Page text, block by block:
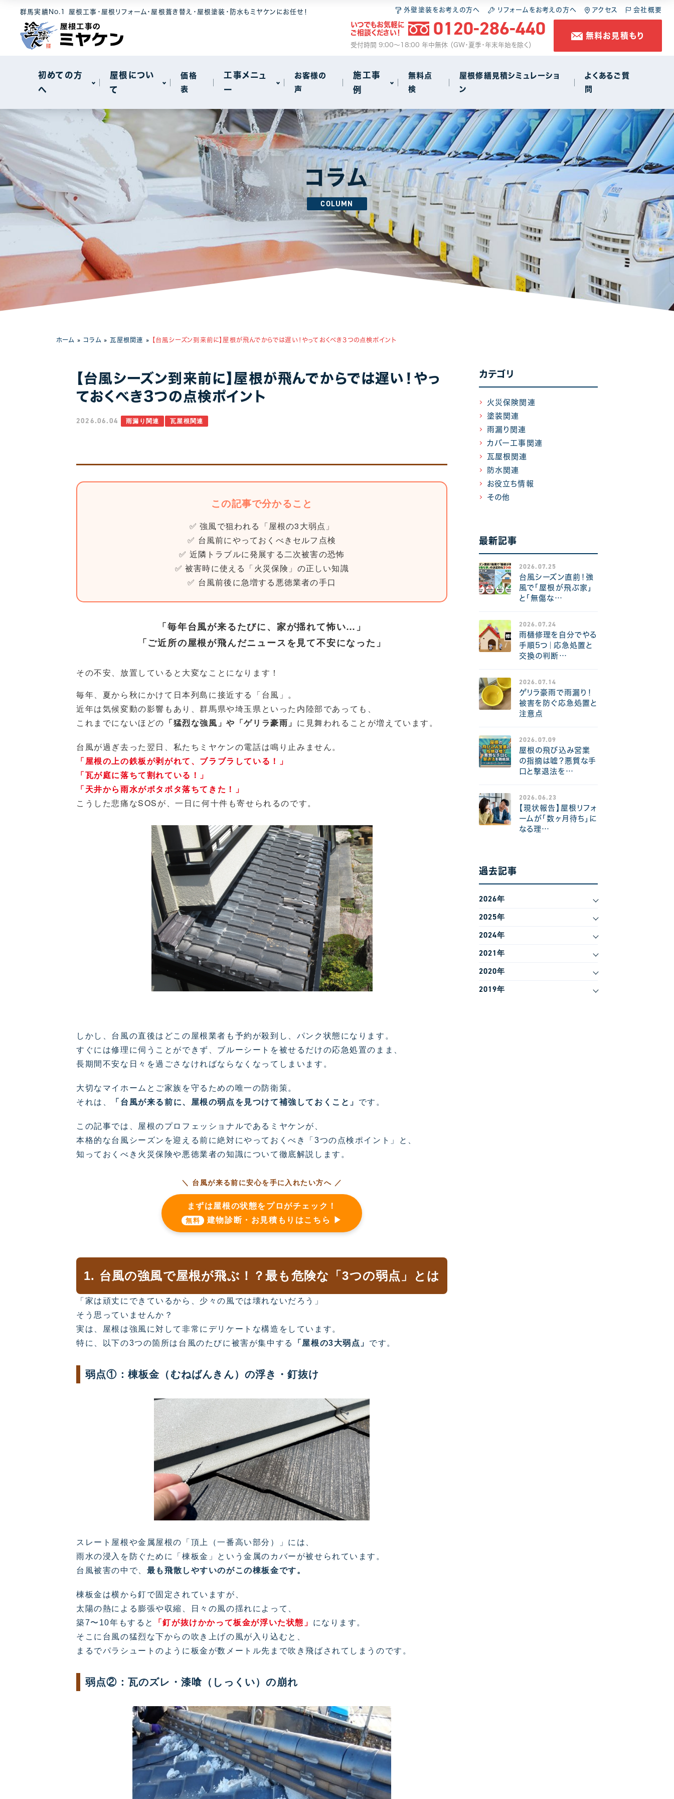
群馬実績No.1 屋根工事・屋根リフォーム・屋根葺き替え・屋根塗装・防水もミヤケンにお任せ！ 外壁塗装をお考えの方へ リフォームをお考えの方へ アクセス 会社概要
いつでもお気軽に
ご相談ください！
0120-286-440
受付時間 9:00～18:00 年中無休 （GW・夏季・年末年始を除く）
無料お見積もり
初めての方
へ
選ばれる理由 6つの安心 無料点検 施工の流れ
メンテナンスサイクル 火災保険のご案内 コラム
新着情報 動画で見る屋根工事の基礎知識
屋根につい
て
屋根について
和瓦 スレート屋根
モニエル瓦 セメント瓦 金属屋根
価格
表
工事メニュ
ー
工事メニュー 屋根塗装 屋根の葺き直し
屋根カバー工事 瓦・漆喰工事 雨樋工事
天窓工事 屋根葺き替え 防水工事
棟板金工事 雨漏り
お客様の
声
施工事
例
セキスイハイム 2
一般住宅 72 other 18 店舗・商店街
工場・事務所 1 アパート・マンション・ビル 1
無料点
検
屋根修繕見積シミュレーショ
ン
よくあるご質
問
選ばれる理由 6つの安心 施工の流れ
火災保険のご案内
屋根について
屋根素材 スレート屋根
セメント瓦
工事メニュー 屋根の葺き直し
瓦・漆喰工事
工場・事務所 1 アパート・マンション・ビル 1
コラム
COLUMN
ホーム » コラム »瓦屋根関連 » 【台風シーズン到来前に】屋根が飛んでからでは遅い！やっておくべき3つの点検ポイント
【台風シーズン到来前に】屋根が飛んでからでは遅い！やっ
ておくべき3つの点検ポイント
2026.06.04 雨漏り関連 瓦屋根関連
この記事で分かること
✅ 強風で狙われる「屋根の3大弱点」
✅ 台風前にやっておくべきセルフ点検
✅ 近隣トラブルに発展する二次被害の恐怖
✅ 被害時に使える「火災保険」の正しい知識
✅ 台風前後に急増する悪徳業者の手口
「毎年台風が来るたびに、家が揺れて怖い…」
「ご近所の屋根が飛んだニュースを見て不安になった」
その不安、放置していると大変なことになります！
毎年、夏から秋にかけて日本列島に接近する「台風」。
近年は気候変動の影響もあり、群馬県や埼玉県といった内陸部であっても、
これまでにないほどの 「猛烈な強風」や「ゲリラ豪雨」 に見舞われることが増えています。
台風が過ぎ去った翌日、私たちミヤケンの電話は鳴り止みません。
「屋根の上の鉄板が剥がれて、ブラブラしている！」
「瓦が庭に落ちて割れている！」
「天井から雨水がボタボタ落ちてきた！」
こうした悲痛なSOSが、一日に何十件も寄せられるのです。
しかし、台風の直後はどこの屋根業者も予約が殺到し、パンク状態になります。
すぐには修理に伺うことができず、ブルーシートを被せるだけの応急処置のまま、
長期間不安な日々を過ごさなければならなくなってしまいます。
大切なマイホームとご家族を守るための唯一の防衛策。
それは、
「台風が来る前に、屋根の弱点を見つけて補強しておくこと」 です。
この記事では、屋根のプロフェッショナルであるミヤケンが、
本格的な台風シーズンを迎える前に絶対にやっておくべき「3つの点検ポイント」と、
知っておくべき火災保険や悪徳業者の知識について徹底解説します。
＼ 台風が来る前に安心を手に入れたい方へ ／
まずは屋根の状態をプロがチェック！
無料 建物診断・お見積もりはこちら ▶
1. 台風の強風で屋根が飛ぶ！？最も危険な「3つの弱点」とは
「家は頑丈にできているから、少々の風では壊れないだろう」
そう思っていませんか？
実は、屋根は強風に対して非常にデリケートな構造をしています。
特に、以下の3つの箇所は台風のたびに被害が集中する
「屋根の3大弱点」 です。
弱点①：棟板金（むねばんきん）の浮き・釘抜け
スレート屋根や金属屋根の「頂上（一番高い部分）」には、
雨水の浸入を防ぐために「棟板金」という金属のカバーが被せられています。
台風被害の中で、 最も飛散しやすいのがこの棟板金です。
棟板金は横から釘で固定されていますが、
太陽の熱による膨張や収縮、日々の風の揺れによって、
築7〜10年もすると
「釘が抜けかかって板金が浮いた状態」 になります。
そこに台風の猛烈な下からの吹き上げの風が入り込むと、
まるでパラシュートのように板金が数メートル先まで吹き飛ばされてしまうのです。
弱点②：瓦のズレ・漆喰（しっくい）の崩れ
カテゴリ
火災保険関連
塗装関連
雨漏り関連
カバー工事関連
瓦屋根関連
防水関連
お役立ち情報
その他
最新記事
2026.07.25
台風シーズン直前！強
風で「屋根が飛ぶ家」
と「無傷な…
2026.07.24
雨樋修理を自分でやる
手順5つ｜応急処置と
交換の判断…
2026.07.14
ゲリラ豪雨で雨漏り！
被害を防ぐ応急処置と
注意点
2026.07.09
屋根の飛び込み営業
の指摘は嘘？悪質な手
口と撃退法を…
2026.06.23
【現状報告】屋根リフォ
ームが「数ヶ月待ち」に
なる理…
過去記事
2026年
2025年
2024年
2021年
2020年
2019年